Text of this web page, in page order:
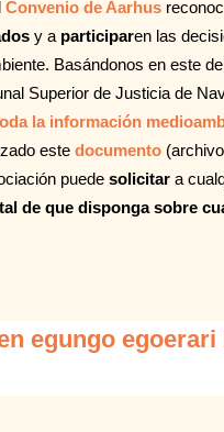
Convenio de Aarhus
y a participaren las
Basándonos en este
Superior de Justicia de
la información
estedocumento
puedesolicitar a
de que disponga sobre
egungo